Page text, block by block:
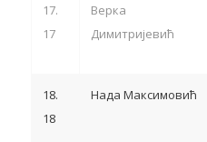
17.
17
Верка
Димитријевић
18.
18
Нада Максимовић